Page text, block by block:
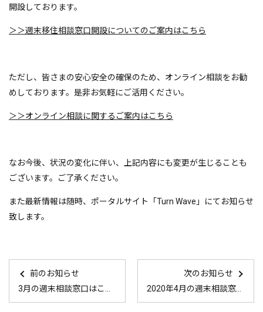
開設しております。
＞＞週末移住相談窓口開設についてのご案内はこちら
ただし、皆さまの安心安全の確保のため、オンライン相談をお勧
めしております。是非お気軽にご活用ください。
＞＞オンライン相談に関するご案内はこちら
なお今後、状況の変化に伴い、上記内容にも変更が生じることも
ございます。ご了承ください。
また最新情報は随時、ポータルサイト「Turn Wave」にてお知らせ
致します。
前のお知らせ
次のお知らせ
2020年4月の週末相談窓口はこちら！！！